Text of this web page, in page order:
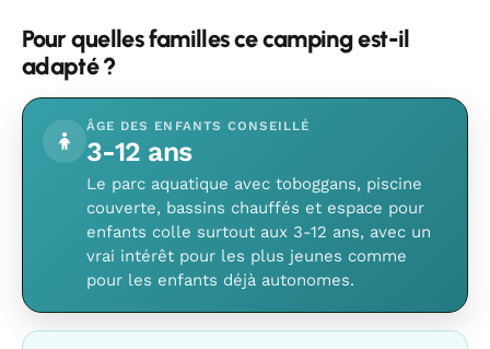
Pour quelles familles ce camping est-il
adapté ?
ÂGE DES ENFANTS CONSEILLÉ
3-12 ans
Le parc aquatique avec toboggans, piscine
couverte, bassins chauffés et espace pour
enfants colle surtout aux 3-12 ans, avec un
vrai intérêt pour les plus jeunes comme
pour les enfants déjà autonomes.